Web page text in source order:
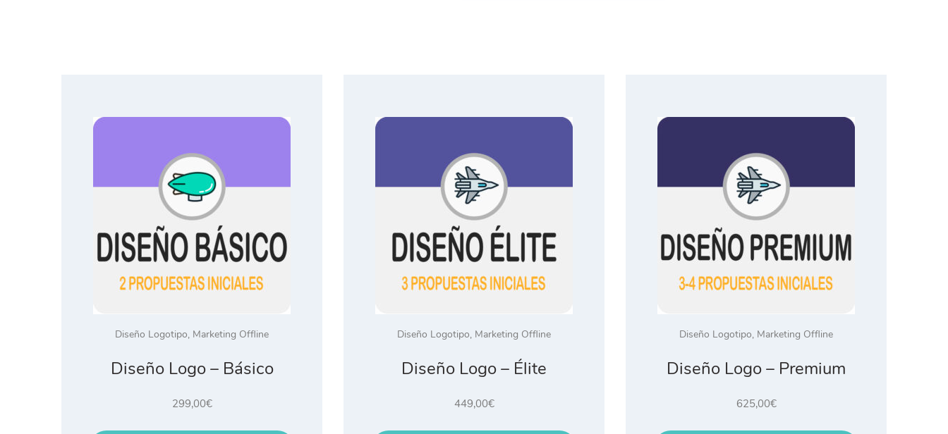
Diseño Logotipo, Marketing Offline
Diseño Logo – Básico
299,00€
Diseño Logotipo, Marketing Offline
Diseño Logo – Élite
449,00€
Diseño Logotipo, Marketing Offline
Diseño Logo – Premium
625,00€